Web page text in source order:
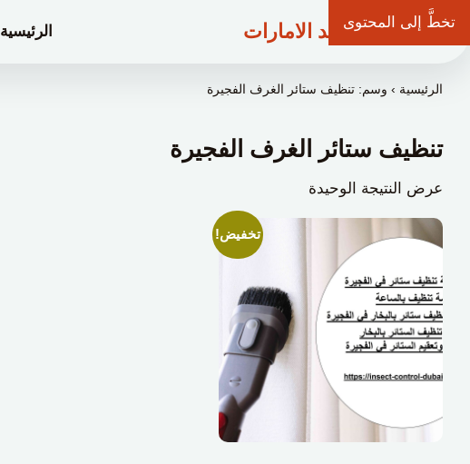
تخطَّ إلى المحتوى
شركة وعد الامارات الرئيسية
الرئيسية › وسم: تنظيف ستائر الغرف الفجيرة
تنظيف ستائر الغرف الفجيرة
عرض النتيجة الوحيدة
تخفيض!